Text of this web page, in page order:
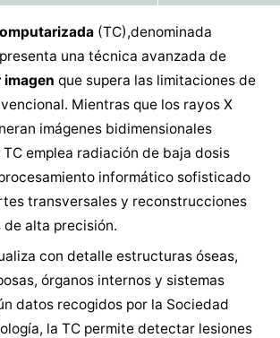
(TC),denominada
una técnica avanzada de
que supera las limitaciones de
Mientras que los rayos X
imágenes bidimensionales
emplea radiación de baja dosis
informático sofisticado
transversales y reconstrucciones
alta precisión.
con detalle estructuras óseas,
órganos internos y sistemas
datos recogidos por la Sociedad
la TC permite detectar lesiones